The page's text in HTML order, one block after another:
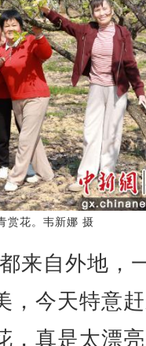
赏花。韦新娜 摄
自外地，
，今天特意
，真是太漂